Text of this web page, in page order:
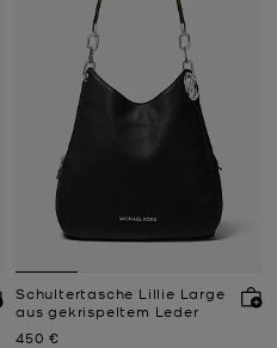
Schultertasche Lillie Large
aus gekrispeltem Leder
Jetzt
450 €